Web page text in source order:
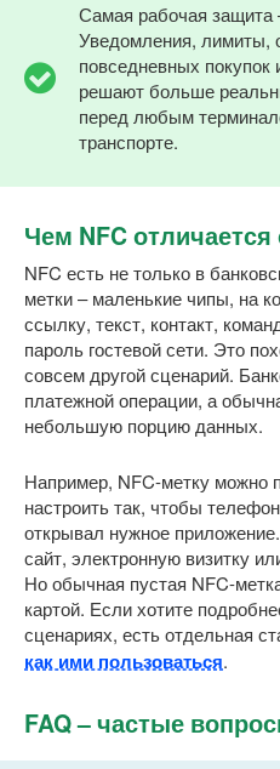
Самая рабочая защита
Уведомления, лимиты,
повседневных покупок
решают больше
перед любым
транспорте.
Чем NFC отличается
NFC есть не только в
метки – маленькие чипы, на
ссылку, текст, контакт,
пароль гостевой сети. Это
совсем другой сценарий.
платежной операции, а
небольшую порцию данных.
Например, NFC-метку можно
настроить так, чтобы
открывал нужное
сайт, электронную визитку
Но обычная пустая NFC-
картой. Если хотите
сценариях, есть отдельная
как ими пользоваться.
FAQ – частые